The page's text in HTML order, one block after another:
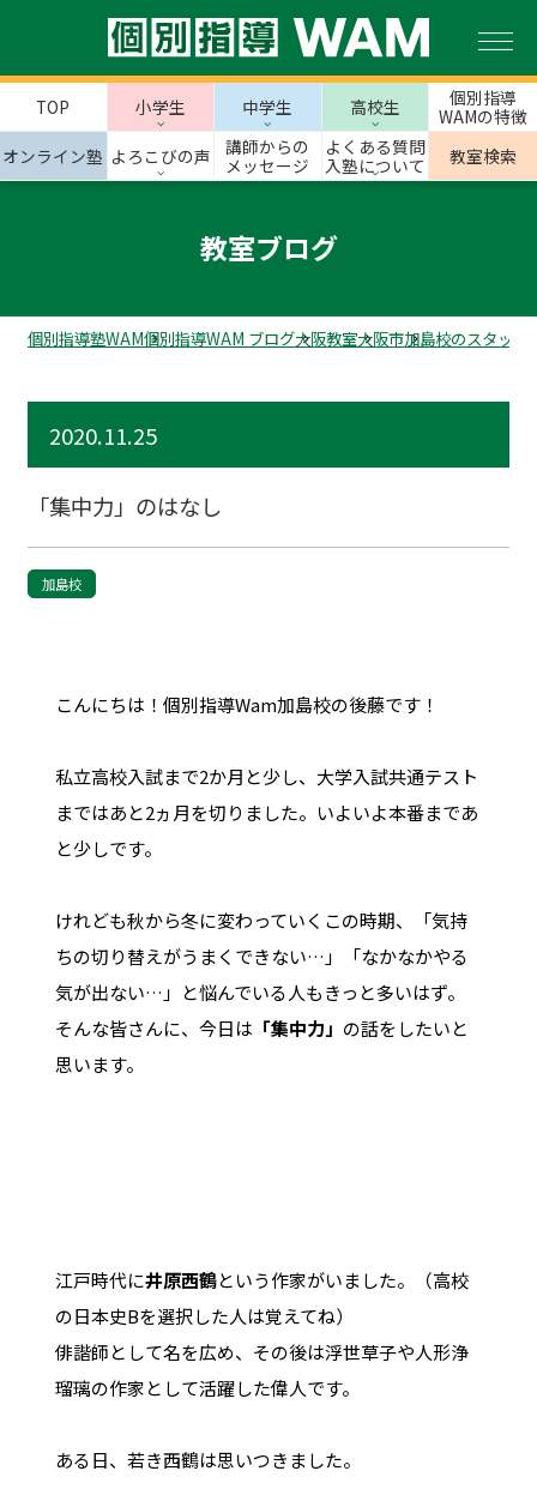
TOP 小学生 中学生 高校生
個別指導
WAMの特徴
オンライン塾 よろこびの声
講師からの
メッセージ
よくある質問
入塾について
教室検索
教室ブログ
個別指導塾WAM個別指導WAM ブログ大阪教室大阪市加島校のスタッフ
2020.11.25
「集中力」のはなし
加島校
こんにちは！個別指導Wam加島校の後藤です！
私立高校入試まで2か月と少し、大学入試共通テスト
まではあと2ヵ月を切りました。いよいよ本番まであ
と少しです。
けれども秋から冬に変わっていくこの時期、「気持
ちの切り替えがうまくできない…」「なかなかやる
気が出ない…」と悩んでいる人もきっと多いはず。
そんな皆さんに、今日は 「集中力」 の話をしたいと
思います。
江戸時代に井原西鶴という作家がいました。（高校
の日本史Bを選択した人は覚えてね）
俳諧師として名を広め、その後は浮世草子や人形浄
瑠璃の作家として活躍した偉人です。
ある日、若き西鶴は思いつきました。